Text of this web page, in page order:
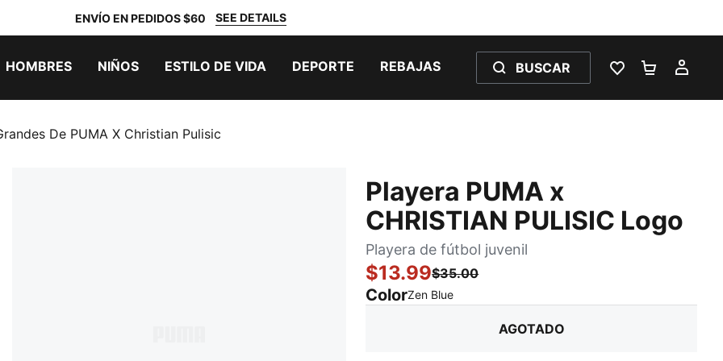
ENVÍO EN PEDIDOS $60 SEE DETAILS
HOMBRES NIÑOS ESTILO DE VIDA DEPORTE REBAJAS BUSCAR
LISTA DE
De PUMA X Christian Pulisic
Playera PUMA x
CHRISTIAN PULISIC Logo
Playera de fútbol juvenil
$13.99$35.00
ColorZen Blue:
AGOTADO